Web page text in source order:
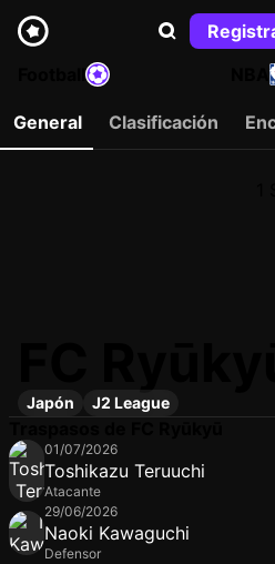
NBA
General Clasificación
Japón J2 League
01/07/2026
Toshikazu Teruuchi
Atacante
29/06/2026
Naoki Kawaguchi
Defensor